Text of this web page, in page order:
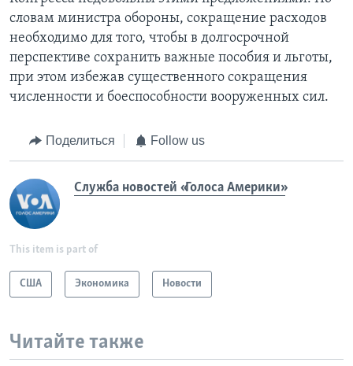
словам министра обороны, сокращение расходов
необходимо для того, чтобы в долгосрочной
перспективе сохранить важные пособия и льготы,
при этом избежав существенного сокращения
численности и боеспособности вооруженных сил.
Поделиться Follow us
Служба новостей «Голоса Америки»
This item is part of
США Экономика Новости
Читайте также